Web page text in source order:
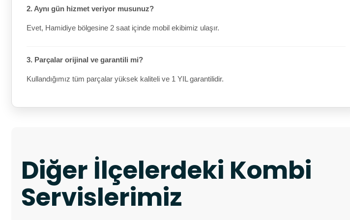
2. Aynı gün hizmet veriyor musunuz?
Evet, Hamidiye bölgesine 2 saat içinde mobil ekibimiz ulaşır.
3. Parçalar orijinal ve garantili mi?
Kullandığımız tüm parçalar yüksek kaliteli ve 1 YIL garantilidir.
Diğer İlçelerdeki Kombi
Servislerimiz